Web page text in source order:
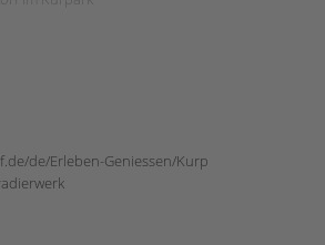
de/Erleben-Geniessen/Kurp